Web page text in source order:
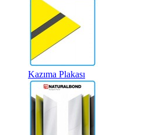
Kazıma Plakası